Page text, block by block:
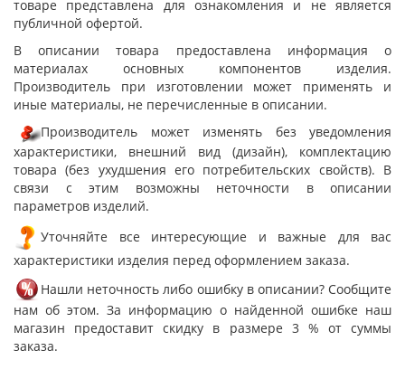
товаре представлена для ознакомления и не является
публичной офертой.
В описании товара предоставлена информация о
материалах основных компонентов изделия.
Производитель при изготовлении может применять и
иные материалы, не перечисленные в описании.
Производитель может изменять без уведомления
характеристики, внешний вид (дизайн), комплектацию
товара (без ухудшения его потребительских свойств). В
связи с этим возможны неточности в описании
параметров изделий.
Уточняйте все интересующие и важные для вас
характеристики изделия перед оформлением заказа.
Нашли неточность либо ошибку в описании? Сообщите
нам об этом. За информацию о найденной ошибке наш
магазин предоставит скидку в размере 3 % от суммы
заказа.